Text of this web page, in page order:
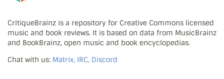
CritiqueBrainz is a repository for Creative Commons licensed
music and book reviews. It is based on data from MusicBrainz
and BookBrainz, open music and book encyclopedias.
Chat with us: Matrix, IRC, Discord